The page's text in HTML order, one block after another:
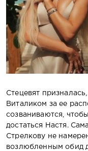
Стецевят
Виталиком за ее
созваниваются,
достаться Настя.
Стрелкову не
возлюбленным обид